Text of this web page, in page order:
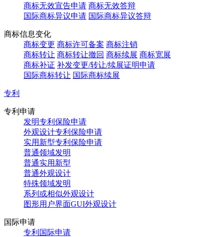
商标无效宣告申请 商标无效答辩
国际商标异议申请 国际商标异议答辩
商标信息变化
商标变更 商标许可备案 商标注销
商标转让 商标转让撤回 商标续展 商标宽展
商标补证 补发变更/转让/续展证明申请
国际商标转让 国际商标续展
专利
专利申请
发明专利保险申请
外观设计专利保险申请
实用新型专利保险申请
普通领域发明
普通实用新型
普通外观设计
特殊领域发明
系列或相似外观设计
图形用户界面GUI外观设计
国际申请
专利国际申请